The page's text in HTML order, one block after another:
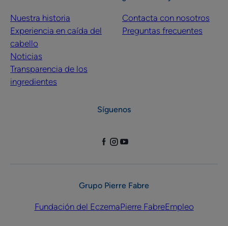
Nuestra historia
Experiencia en caída del
cabello
Noticias
Transparencia de los
ingredientes
Contacta con nosotros
Preguntas frecuentes
Síguenos
Grupo Pierre Fabre
Fundación del EczemaPierre FabreEmpleo